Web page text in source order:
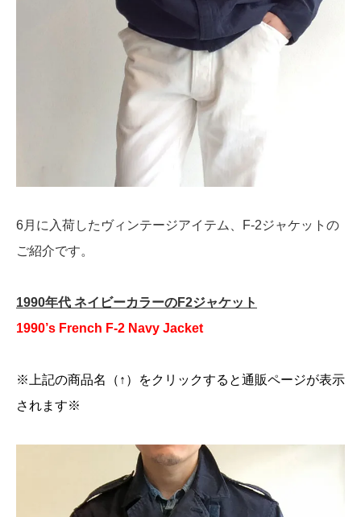
6月に入荷したヴィンテージアイテム、F-2ジャケットの
ご紹介です。
1990年代 ネイビーカラーのF2ジャケット
1990’s French F-2 Navy Jacket
※上記の商品名（↑）をクリックすると通販ページが表示
されます※